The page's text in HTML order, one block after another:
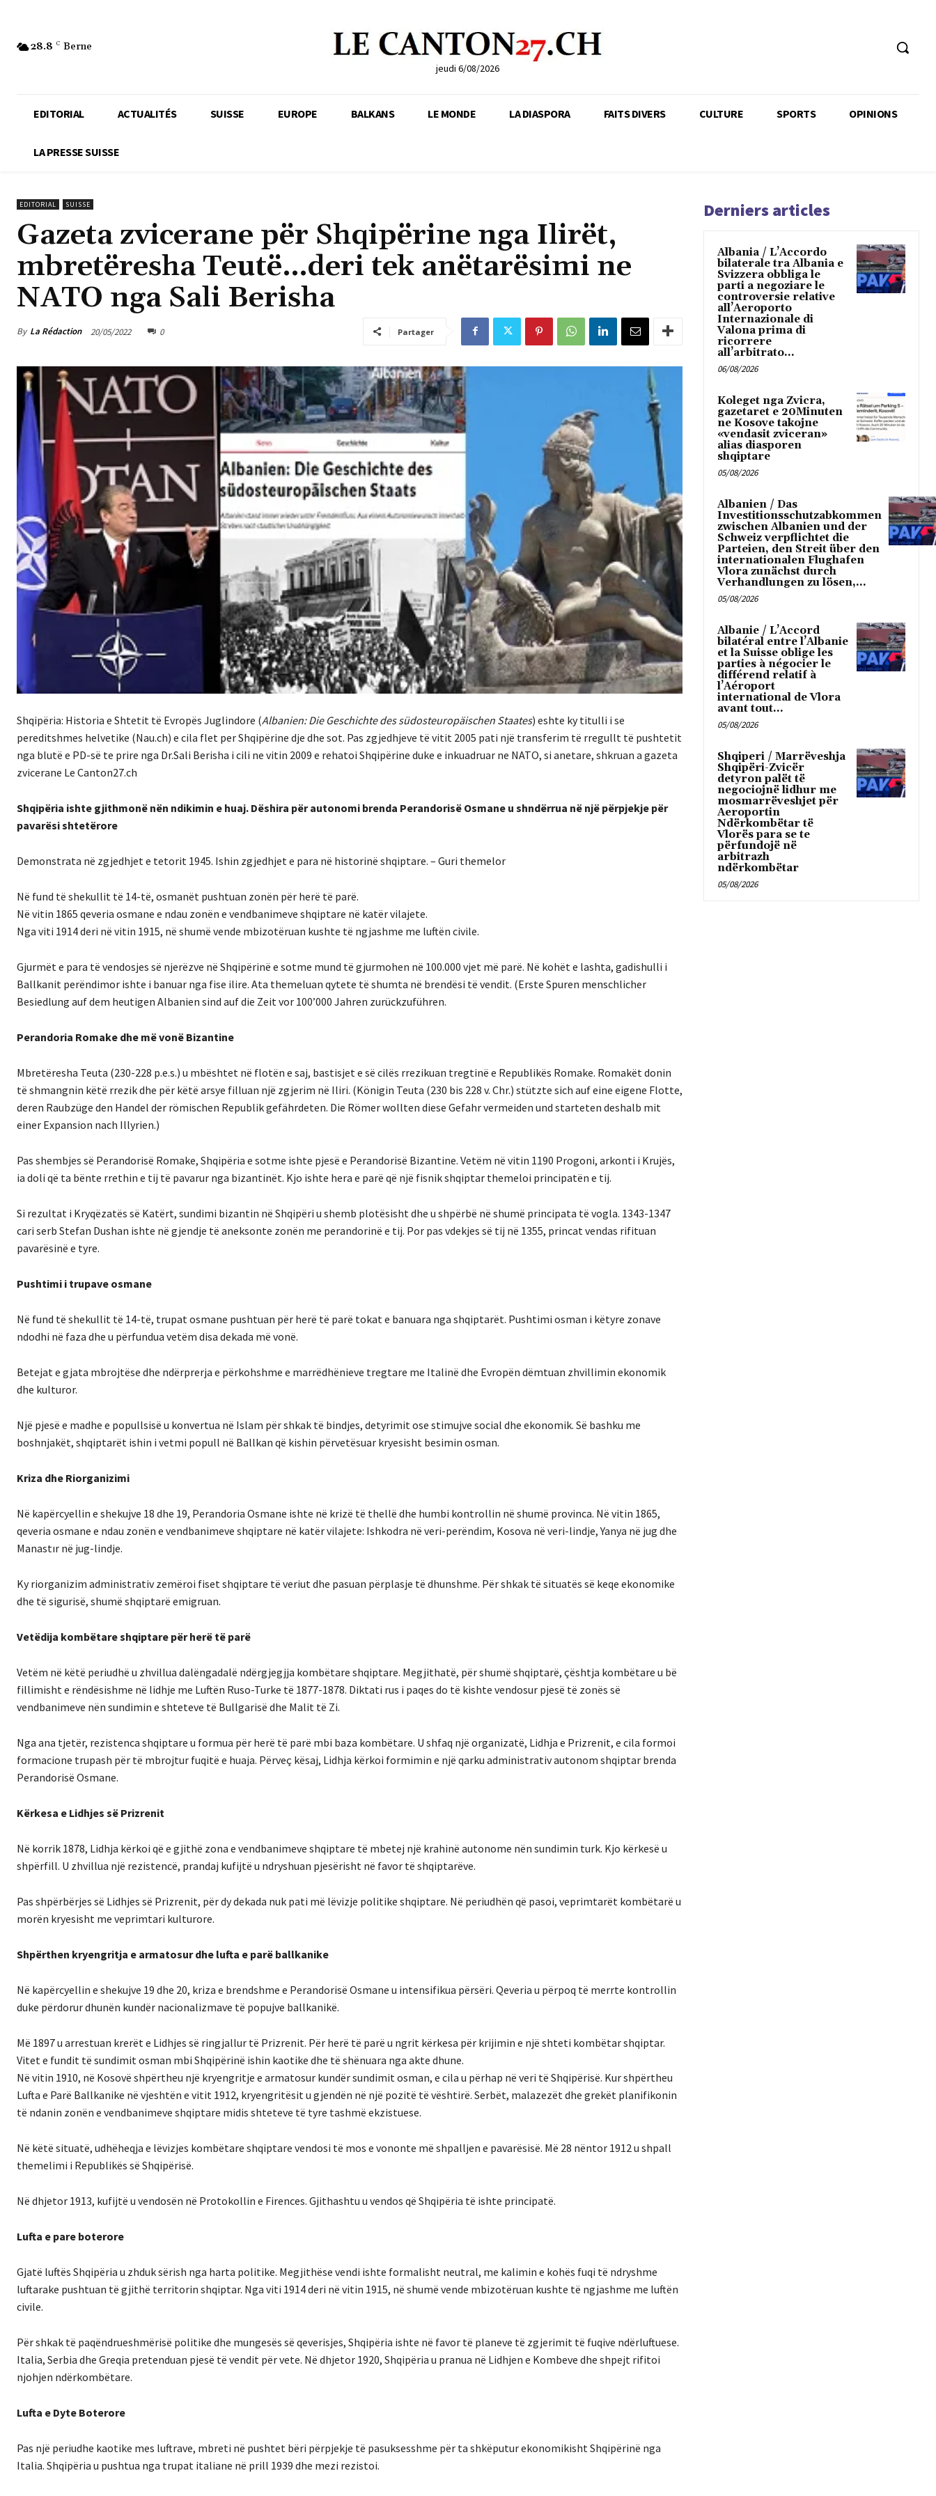
28.8 C Berne
jeudi 6/08/2026
EDITORIAL ACTUALITÉS SUISSE EUROPE BALKANS LE MONDE LA DIASPORA FAITS DIVERS CULTURE SPORTS OPINIONS
LA PRESSE SUISSE
EDITORIAL SUISSE
Gazeta zvicerane për Shqipërine nga Ilirët,
mbretëresha Teutë…deri tek anëtarësimi ne
NATO nga Sali Berisha
By La Rédaction 20/05/2022 0 Partager
Shqipëria: Historia e Shtetit të Evropës Juglindore (Albanien: Die Geschichte des südosteuropäischen Staates) eshte ky titulli i se
pereditshmes helvetike (Nau.ch) e cila flet per Shqipërine dje dhe sot. Pas zgjedhjeve të vitit 2005 pati një transferim të rregullt të pushtetit
nga blutë e PD-së te prire nga Dr.Sali Berisha i cili ne vitin 2009 e rehatoi Shqipërine duke e inkuadruar ne NATO, si anetare, shkruan a gazeta
zvicerane Le Canton27.ch
Shqipëria ishte gjithmonë nën ndikimin e huaj. Dëshira për autonomi brenda Perandorisë Osmane u shndërrua në një përpjekje për
pavarësi shtetërore
Demonstrata në zgjedhjet e tetorit 1945. Ishin zgjedhjet e para në historinë shqiptare. – Guri themelor
Në fund të shekullit të 14-të, osmanët pushtuan zonën për herë të parë.
Në vitin 1865 qeveria osmane e ndau zonën e vendbanimeve shqiptare në katër vilajete.
Nga viti 1914 deri në vitin 1915, në shumë vende mbizotëruan kushte të ngjashme me luftën civile.
Gjurmët e para të vendosjes së njerëzve në Shqipërinë e sotme mund të gjurmohen në 100.000 vjet më parë. Në kohët e lashta, gadishulli i
Ballkanit perëndimor ishte i banuar nga fise ilire. Ata themeluan qytete të shumta në brendësi të vendit. (Erste Spuren menschlicher
Besiedlung auf dem heutigen Albanien sind auf die Zeit vor 100’000 Jahren zurückzuführen.
Perandoria Romake dhe më vonë Bizantine
Mbretëresha Teuta (230-228 p.e.s.) u mbështet në flotën e saj, bastisjet e së cilës rrezikuan tregtinë e Republikës Romake. Romakët donin
të shmangnin këtë rrezik dhe për këtë arsye filluan një zgjerim në Iliri. (Königin Teuta (230 bis 228 v. Chr.) stützte sich auf eine eigene Flotte,
deren Raubzüge den Handel der römischen Republik gefährdeten. Die Römer wollten diese Gefahr vermeiden und starteten deshalb mit
einer Expansion nach Illyrien.)
Pas shembjes së Perandorisë Romake, Shqipëria e sotme ishte pjesë e Perandorisë Bizantine. Vetëm në vitin 1190 Progoni, arkonti i Krujës,
ia doli që ta bënte rrethin e tij të pavarur nga bizantinët. Kjo ishte hera e parë që një fisnik shqiptar themeloi principatën e tij.
Si rezultat i Kryqëzatës së Katërt, sundimi bizantin në Shqipëri u shemb plotësisht dhe u shpërbë në shumë principata të vogla. 1343-1347
cari serb Stefan Dushan ishte në gjendje të aneksonte zonën me perandorinë e tij. Por pas vdekjes së tij në 1355, princat vendas rifituan
pavarësinë e tyre.
Pushtimi i trupave osmane
Në fund të shekullit të 14-të, trupat osmane pushtuan për herë të parë tokat e banuara nga shqiptarët. Pushtimi osman i këtyre zonave
ndodhi në faza dhe u përfundua vetëm disa dekada më vonë.
Betejat e gjata mbrojtëse dhe ndërprerja e përkohshme e marrëdhënieve tregtare me Italinë dhe Evropën dëmtuan zhvillimin ekonomik
dhe kulturor.
Një pjesë e madhe e popullsisë u konvertua në Islam për shkak të bindjes, detyrimit ose stimujve social dhe ekonomik. Së bashku me
boshnjakët, shqiptarët ishin i vetmi popull në Ballkan që kishin përvetësuar kryesisht besimin osman.
Kriza dhe Riorganizimi
Në kapërcyellin e shekujve 18 dhe 19, Perandoria Osmane ishte në krizë të thellë dhe humbi kontrollin në shumë provinca. Në vitin 1865,
qeveria osmane e ndau zonën e vendbanimeve shqiptare në katër vilajete: Ishkodra në veri-perëndim, Kosova në veri-lindje, Yanya në jug dhe
Manastır në jug-lindje.
Ky riorganizim administrativ zemëroi fiset shqiptare të veriut dhe pasuan përplasje të dhunshme. Për shkak të situatës së keqe ekonomike
dhe të sigurisë, shumë shqiptarë emigruan.
Vetëdija kombëtare shqiptare për herë të parë
Vetëm në këtë periudhë u zhvillua dalëngadalë ndërgjegjja kombëtare shqiptare. Megjithatë, për shumë shqiptarë, çështja kombëtare u bë
fillimisht e rëndësishme në lidhje me Luftën Ruso-Turke të 1877-1878. Diktati rus i paqes do të kishte vendosur pjesë të zonës së
vendbanimeve nën sundimin e shteteve të Bullgarisë dhe Malit të Zi.
Nga ana tjetër, rezistenca shqiptare u formua për herë të parë mbi baza kombëtare. U shfaq një organizatë, Lidhja e Prizrenit, e cila formoi
formacione trupash për të mbrojtur fuqitë e huaja. Përveç kësaj, Lidhja kërkoi formimin e një qarku administrativ autonom shqiptar brenda
Perandorisë Osmane.
Kërkesa e Lidhjes së Prizrenit
Në korrik 1878, Lidhja kërkoi që e gjithë zona e vendbanimeve shqiptare të mbetej një krahinë autonome nën sundimin turk. Kjo kërkesë u
shpërfill. U zhvillua një rezistencë, prandaj kufijtë u ndryshuan pjesërisht në favor të shqiptarëve.
Pas shpërbërjes së Lidhjes së Prizrenit, për dy dekada nuk pati më lëvizje politike shqiptare. Në periudhën që pasoi, veprimtarët kombëtarë u
morën kryesisht me veprimtari kulturore.
Shpërthen kryengritja e armatosur dhe lufta e parë ballkanike
Në kapërcyellin e shekujve 19 dhe 20, kriza e brendshme e Perandorisë Osmane u intensifikua përsëri. Qeveria u përpoq të merrte kontrollin
duke përdorur dhunën kundër nacionalizmave të popujve ballkanikë.
Më 1897 u arrestuan krerët e Lidhjes së ringjallur të Prizrenit. Për herë të parë u ngrit kërkesa për krijimin e një shteti kombëtar shqiptar.
Vitet e fundit të sundimit osman mbi Shqipërinë ishin kaotike dhe të shënuara nga akte dhune.
Në vitin 1910, në Kosovë shpërtheu një kryengritje e armatosur kundër sundimit osman, e cila u përhap në veri të Shqipërisë. Kur shpërtheu
Lufta e Parë Ballkanike në vjeshtën e vitit 1912, kryengritësit u gjendën në një pozitë të vështirë. Serbët, malazezët dhe grekët planifikonin
të ndanin zonën e vendbanimeve shqiptare midis shteteve të tyre tashmë ekzistuese.
Në këtë situatë, udhëheqja e lëvizjes kombëtare shqiptare vendosi të mos e vononte më shpalljen e pavarësisë. Më 28 nëntor 1912 u shpall
themelimi i Republikës së Shqipërisë.
Në dhjetor 1913, kufijtë u vendosën në Protokollin e Firences. Gjithashtu u vendos që Shqipëria të ishte principatë.
Lufta e pare boterore
Gjatë luftës Shqipëria u zhduk sërish nga harta politike. Megjithëse vendi ishte formalisht neutral, me kalimin e kohës fuqi të ndryshme
luftarake pushtuan të gjithë territorin shqiptar. Nga viti 1914 deri në vitin 1915, në shumë vende mbizotëruan kushte të ngjashme me luftën
civile.
Për shkak të paqëndrueshmërisë politike dhe mungesës së qeverisjes, Shqipëria ishte në favor të planeve të zgjerimit të fuqive ndërluftuese.
Italia, Serbia dhe Greqia pretenduan pjesë të vendit për vete. Në dhjetor 1920, Shqipëria u pranua në Lidhjen e Kombeve dhe shpejt rifitoi
njohjen ndërkombëtare.
Lufta e Dyte Boterore
Pas një periudhe kaotike mes luftrave, mbreti në pushtet bëri përpjekje të pasuksesshme për ta shkëputur ekonomikisht Shqipërinë nga
Italia. Shqipëria u pushtua nga trupat italiane në prill 1939 dhe mezi rezistoi.
Derniers articles
Albania / L’Accordo
bilaterale tra Albania e
Svizzera obbliga le
parti a negoziare le
controversie relative
all’Aeroporto
Internazionale di
Valona prima di
ricorrere
all’arbitrato...
06/08/2026
Koleget nga Zvicra,
gazetaret e 20Minuten
ne Kosove takojne
«vendasit zviceran»
alias diasporen
shqiptare
05/08/2026
Albanien / Das
Investitionsschutzabkommen
zwischen Albanien und der
Schweiz verpflichtet die
Parteien, den Streit über den
internationalen Flughafen
Vlora zunächst durch
Verhandlungen zu lösen,...
05/08/2026
Albanie / L’Accord
bilatéral entre l’Albanie
et la Suisse oblige les
parties à négocier le
différend relatif à
l’Aéroport
international de Vlora
avant tout...
05/08/2026
Shqiperi / Marrëveshja
Shqipëri-Zvicër
detyron palët të
negociojnë lidhur me
mosmarrëveshjet për
Aeroportin
Ndërkombëtar të
Vlorës para se te
përfundojë në
arbitrazh
ndërkombëtar
05/08/2026